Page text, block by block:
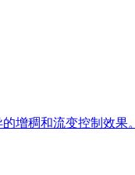
增稠和流变控制效果。